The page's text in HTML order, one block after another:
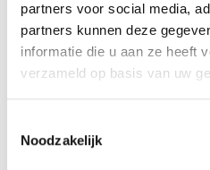
partners voor social media,
partners kunnen deze
informatie die u aan ze heeft
verzameld op basis van uw
Noodzakelijk